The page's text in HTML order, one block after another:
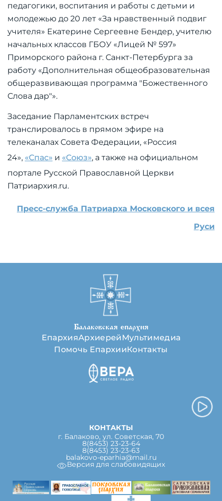
педагогики, воспитания и работы с детьми и
молодежью до 20 лет «За нравственный подвиг
учителя» Екатерине Сергеевне Бендер, учителю
начальных классов ГБОУ «Лицей № 597»
Приморского района г. Санкт-Петербурга за
работу «Дополнительная общеобразовательная
общеразвивающая программа "Божественного
Слова дар"».
Заседание Парламентских встреч
транслировалось в прямом эфире на
телеканалах Совета Федерации, «Россия
24», «Спас» и «Союз», а также на официальном
портале Русской Православной Церкви
Патриархия.ru.
Пресс-служба Патриарха Московского и всея
Руси
Балаковская епархия
ЕпархияАрхиерейМультимедиа
Помочь ЕпархииКонтакты
КОНТАКТЫ
г. Балаково, ул. Советская, 70
8(8453) 23-23-64
8(8453) 23-23-63
balakovo-eparhia@mail.ru
Версия для слабовидящих